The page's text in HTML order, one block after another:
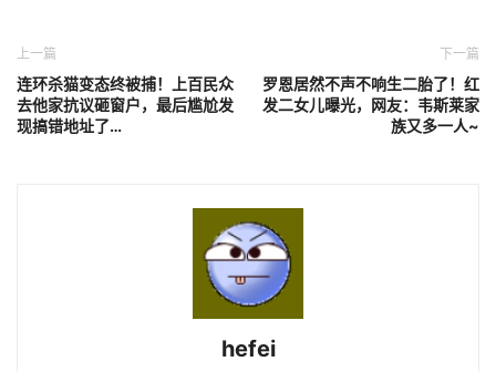
上一篇
连环杀猫变态终被捕！上百民众
去他家抗议砸窗户，最后尴尬发
现搞错地址了…
下一篇
罗恩居然不声不响生二胎了！红
发二女儿曝光，网友：韦斯莱家
族又多一人~
hefei